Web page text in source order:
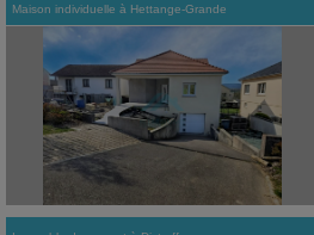
Maison individuelle à Hettange-Grande